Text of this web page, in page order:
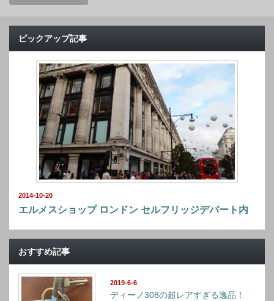
ピックアップ記事
2014-10-20
エルメスショップ ロンドン セルフリッジデパート内
おすすめ記事
2019-6-6
ディーノ308の超レアすぎる逸品！